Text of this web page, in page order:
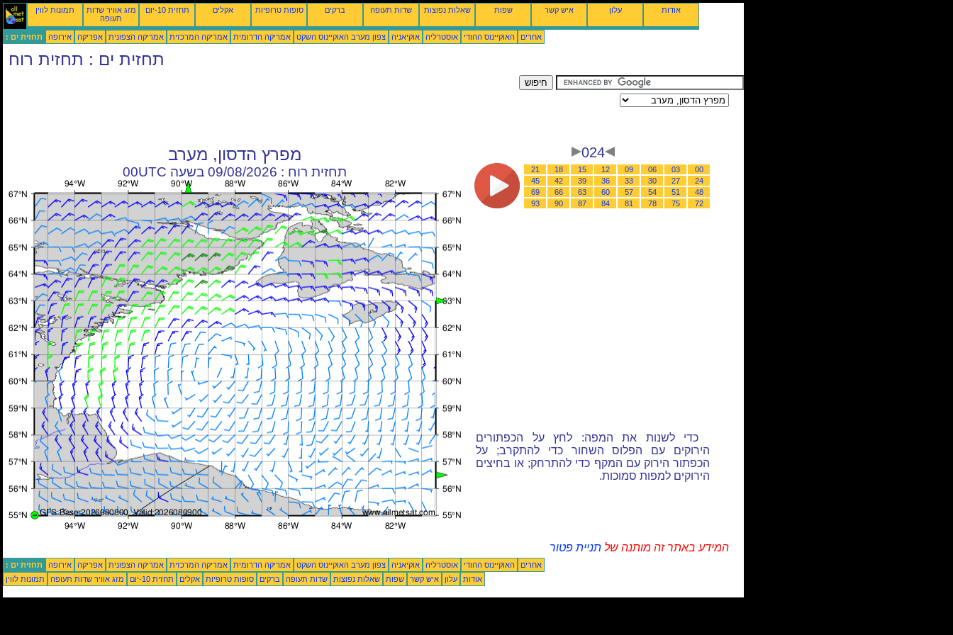
תמונות לווין
מזג אוויר שדות
תעופה
תחזית 10-יום אקלים סופות טרופיות ברקים שדות תעופה שאלות נפוצות שפות איש קשר עלון אודות
תחזית ים : אירופה אפריקה אמריקה הצפונית אמריקה המרכזית אמריקה הדרומית צפון מערב האוקיינוס השקט אוקיאניה אוסטרליה האוקיינוס ההודי אחרים
תחזית ים : תחזית רוח
מפרץ הדסון, מערב
תחזית רוח : 09/08/2026 בשעה 00UTC
024
00
03
06
09
12
15
18
21
24
27
30
33
36
39
42
45
48
51
54
57
60
63
66
69
72
75
78
81
84
87
90
93
כדי לשנות את המפה: לחץ על הכפתורים
הירוקים עם הפלוס השחור כדי להתקרב; על
הכפתור הירוק עם המקף כדי להתרחק; או בחיצים
הירוקים למפות סמוכות.
המידע באתר זה מותנה של תניית פטור
תחזית ים : אירופה אפריקה אמריקה הצפונית אמריקה המרכזית אמריקה הדרומית צפון מערב האוקיינוס השקט אוקיאניה אוסטרליה האוקיינוס ההודי
אחרים
תמונות לווין
מזג אוויר שדות תעופה תחזית 10-יום אקלים סופות טרופיות ברקים שדות תעופה שאלות נפוצות שפות איש קשר עלון אודות